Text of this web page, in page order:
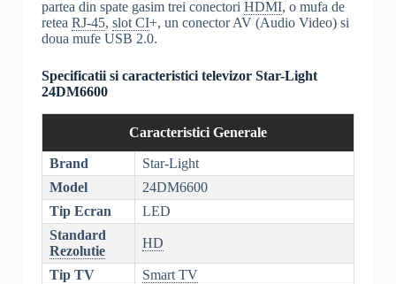
partea din spate gasim trei conectori HDMI, o mufa de
retea RJ-45, slot CI+, un conector AV (Audio Video) si
doua mufe USB 2.0.
Specificatii si caracteristici televizor Star-Light
24DM6600
Caracteristici Generale
Brand
Star-Light
Model
24DM6600
Tip Ecran
LED
Standard
Rezolutie
HD
Tip TV
Smart TV